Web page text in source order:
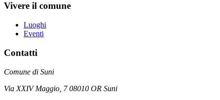
Vivere il comune
Luoghi
Eventi
Contatti
Comune di Suni
Via XXIV Maggio, 7 08010 OR Suni